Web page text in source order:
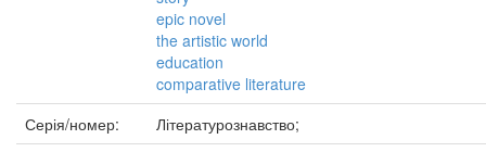
epic novel
the artistic world
education
comparative literature
Серія/номер:
Літературознавство;